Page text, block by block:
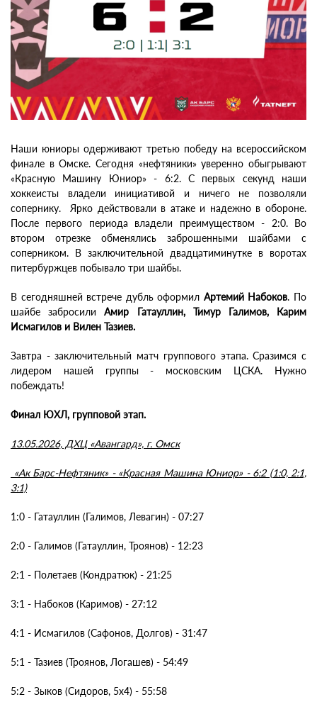
Наши юниоры одерживают третью победу на всероссийском
финале в Омске. Сегодня «нефтяники» уверенно обыгрывают
«Красную Машину Юниор» - 6:2. С первых секунд наши
хоккеисты владели инициативой и ничего не позволяли
сопернику. Ярко действовали в атаке и надежно в обороне.
После первого периода владели преимуществом - 2:0. Во
втором отрезке обменялись заброшенными шайбами с
соперником. В заключительной двадцатиминутке в воротах
питербуржцев побывало три шайбы.
В сегодняшней встрече дубль оформил Артемий Набоков. По
шайбе забросилиАмир Гатауллин, Тимур Галимов, Карим
Исмагилов и Вилен Тазиев.
Завтра - заключительный матч группового этапа. Сразимся с
лидером нашей группы - московским ЦСКА. Нужно
побеждать!
Финал ЮХЛ, групповой этап.
13.05.2026, ДХЦ «Авангард», г. Омск
«Ак Барс-Нефтяник» - «Красная Машина Юниор» - 6:2 (1:0, 2:1,
3:1)
1:0 - Гатауллин (Галимов, Левагин) - 07:27
2:0 - Галимов (Гатауллин, Троянов) - 12:23
2:1 - Полетаев (Кондратюк) - 21:25
3:1 - Набоков (Каримов) - 27:12
4:1 - Исмагилов (Сафонов, Долгов) - 31:47
5:1 - Тазиев (Троянов, Логашев) - 54:49
5:2 - Зыков (Сидоров, 5х4) - 55:58